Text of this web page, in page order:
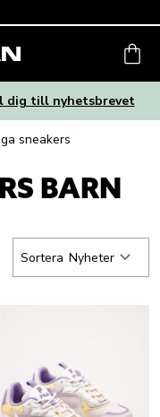
dig till nyhetsbrevet
sneakers
BARN
Sortera Nyheter